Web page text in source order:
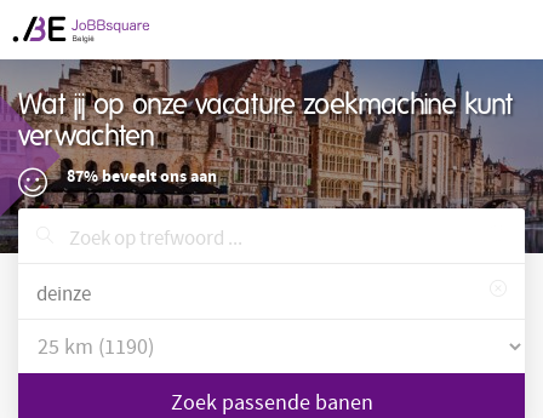
Wat jij op onze vacature zoekmachine kunt
verwachten
87% beveelt ons aan
Zoek passende banen